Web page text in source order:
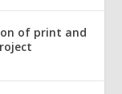
of print and